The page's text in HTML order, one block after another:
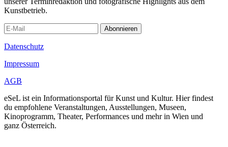
Kunstbetrieb.
Abonnieren
Datenschutz
Impressum
AGB
eSeL ist ein Informationsportal für Kunst und Kultur. Hier findest
du empfohlene Veranstaltungen, Ausstellungen, Museen,
Kinoprogramm, Theater, Performances und mehr in Wien und
ganz Österreich.